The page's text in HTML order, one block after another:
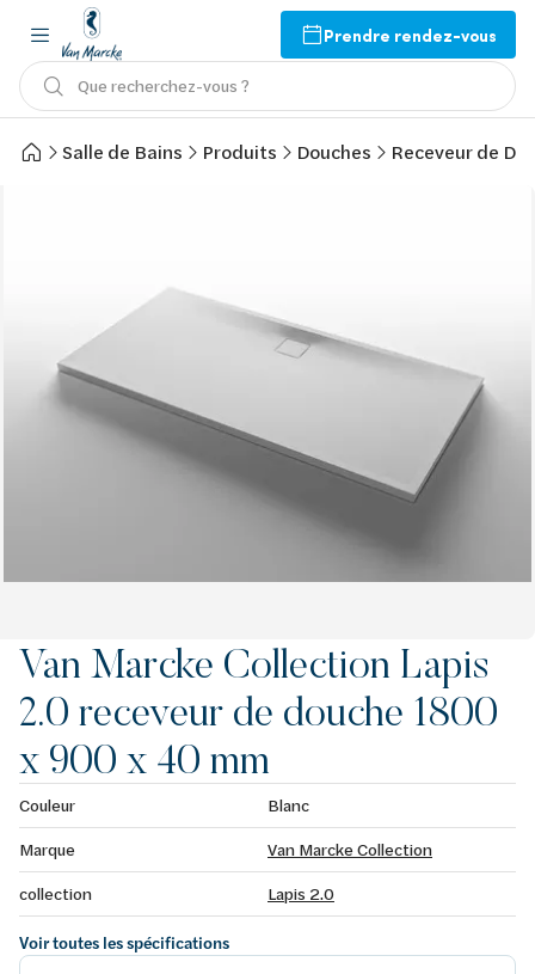
Prendre rendez-vous
Que recherchez-vous ?
Salle de Bains Produits Douches Receveur de
Van Marcke Collection Lapis
2.0 receveur de douche 1800
x 900 x 40 mm
Couleur
Blanc
Marque
Van Marcke Collection
collection
Lapis 2.0
Voir toutes les spécifications